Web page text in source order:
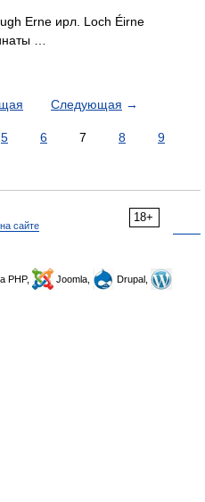
Erne ирл. Loch Éirne
…
Следующая →
5 6 7 8
9
18+
сайте
PHP, Joomla,
Drupal,